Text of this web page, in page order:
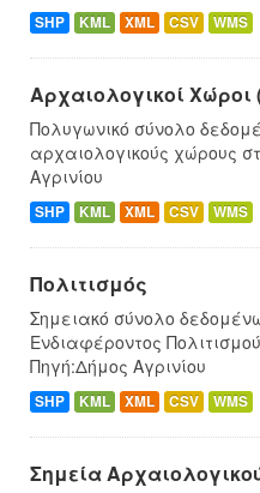
SHP KML XML CSV WMS
Αρχαιολογικοί Χώροι
Πολυγωνικό σύνολο
αρχαιολογικούς χώρους
Αγρινίου
SHP KML XML CSV WMS
Πολιτισμός
Σημειακό σύνολο
Ενδιαφέροντος
Πηγή:Δήμος Αγρινίου
SHP KML XML CSV WMS
Σημεία